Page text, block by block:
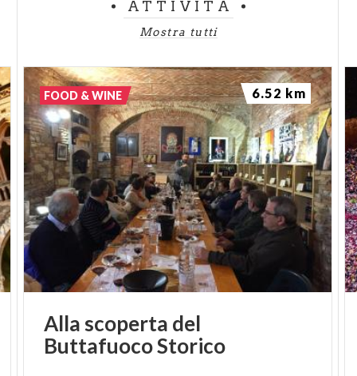
ATTIVITÀ
Mostra tutti
Alla scoperta del
ButtafuocoStorico
FOOD & WINE 6.52 km